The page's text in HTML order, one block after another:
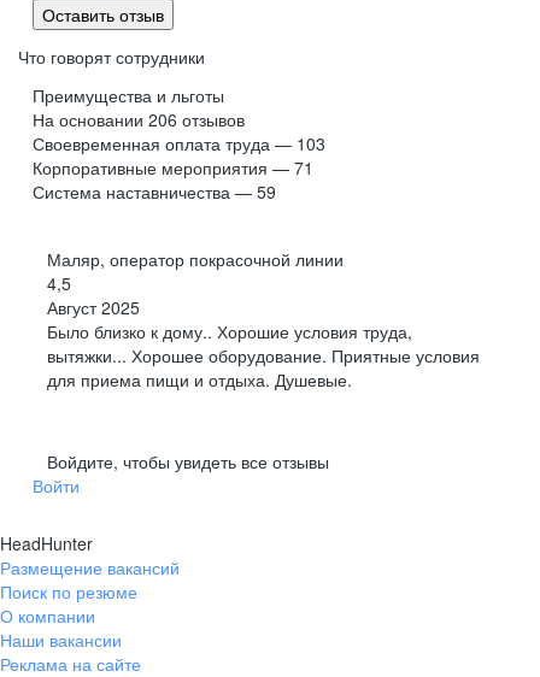
Оставить отзыв
Что говорят сотрудники
Преимущества и льготы
На основании 206 отзывов
Своевременная оплата труда — 103
Корпоративные мероприятия — 71
Система наставничества — 59
Маляр, оператор покрасочной линии
4,5
Август 2025
Было близко к дому.. Хорошие условия труда,
вытяжки... Хорошее оборудование. Приятные условия
для приема пищи и отдыха. Душевые.
Войдите, чтобы увидеть все отзывы
Войти
HeadHunter
Размещение вакансий
Поиск по резюме
О компании
Наши вакансии
Реклама на сайте